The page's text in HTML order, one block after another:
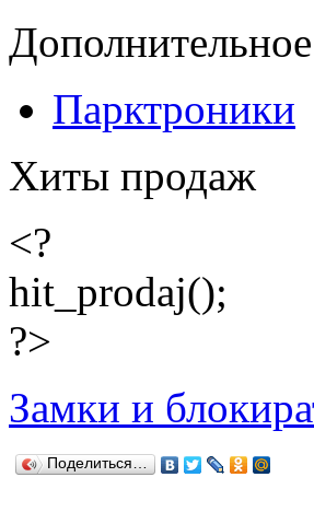
Парктроники
Хиты продаж
<?
hit_prodaj();
?>
Замки и
Поделиться…